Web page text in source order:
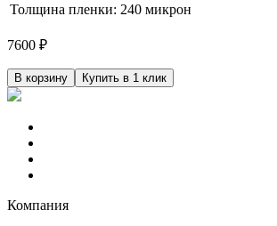
Толщина пленки: 240 микрон
7600 ₽
В корзину Купить в 1 клик
Компания